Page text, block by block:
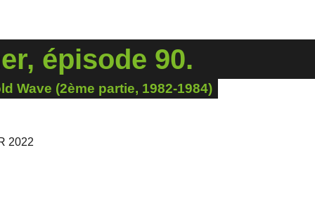
épisode 90.
Wave (2ème partie, 1982-1984)
2022